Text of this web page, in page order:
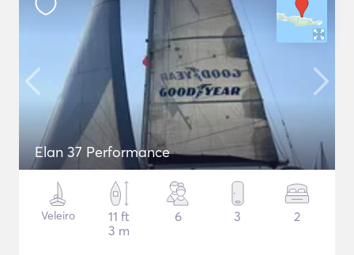
Elan 37 Performance
Veleiro
11 ft
3 m
6 3 2